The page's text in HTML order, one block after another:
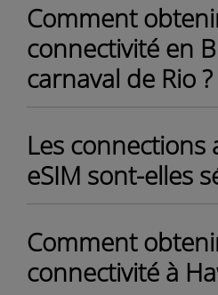
Comment
connectivité en
carnaval de Rio ?
Les connections
eSIM sont-elles
Comment
connectivité à